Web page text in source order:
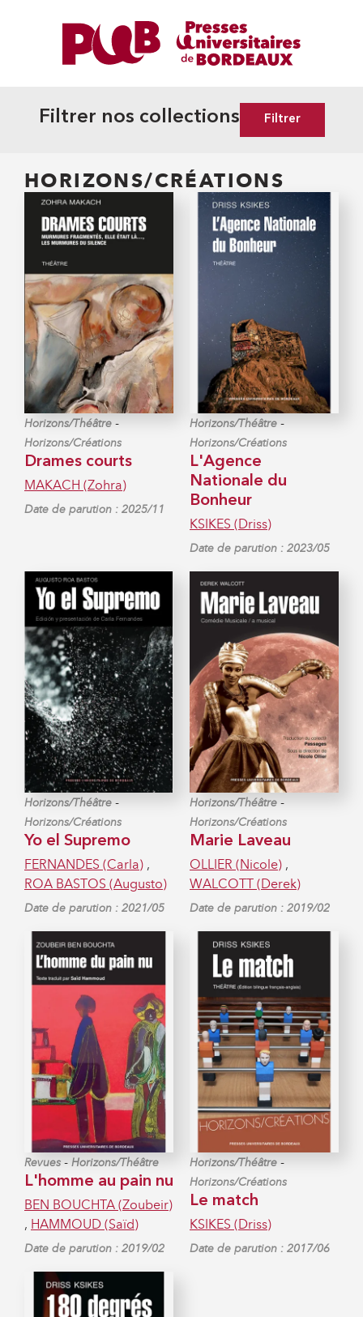
Filtrer nos collections Filtrer
HORIZONS/CRÉATIONS
Horizons/Théâtre -
Horizons/Créations
Drames courts
MAKACH (Zohra)
Date de parution : 2025/11
Horizons/Théâtre -
Horizons/Créations
L'Agence
Nationale du
Bonheur
KSIKES (Driss)
Date de parution : 2023/05
Horizons/Théâtre -
Horizons/Créations
Yo el Supremo
FERNANDES (Carla) ,
ROA BASTOS (Augusto)
Date de parution : 2021/05
Horizons/Théâtre -
Horizons/Créations
Marie Laveau
OLLIER (Nicole) ,
WALCOTT (Derek)
Date de parution : 2019/02
Revues - Horizons/Théâtre
L'homme au pain nu
BEN BOUCHTA (Zoubeir)
, HAMMOUD (Saïd)
Date de parution : 2019/02
Horizons/Théâtre -
Horizons/Créations
Le match
KSIKES (Driss)
Date de parution : 2017/06